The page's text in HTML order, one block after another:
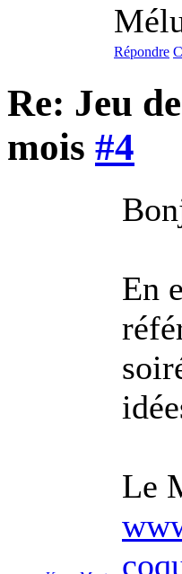
Répondre
Re: Jeu
mois #4
En
Le